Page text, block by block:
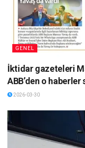
GENEL
İktidar gazeteleri
ABB’den o haberler
2026-03-30